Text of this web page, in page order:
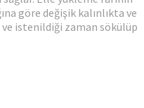
göre değişik kalınlıkta ve
istenildiği zaman sökülüp